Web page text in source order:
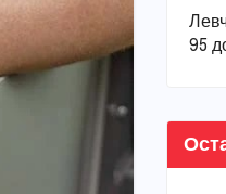
95